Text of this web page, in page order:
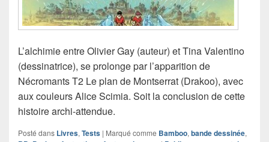
L’alchimie entre Olivier Gay (auteur) et Tina Valentino
(dessinatrice), se prolonge par l’apparition de
Nécromants T2 Le plan de Montserrat (Drakoo), avec
aux couleurs Alice Scimia. Soit la conclusion de cette
histoire archi-attendue.
Posté dans Livres, Tests | Marqué comme Bamboo, bande dessinée,